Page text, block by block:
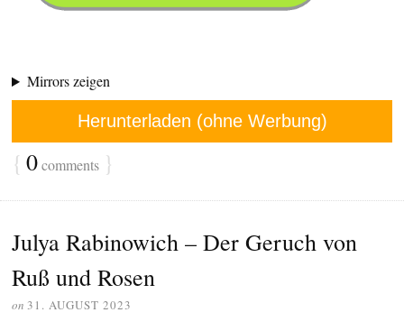
Mirrors zeigen
Herunterladen (ohne Werbung)
{ 0comments }
Julya Rabinowich – Der Geruch von
Ruß und Rosen
on 31. AUGUST 2023